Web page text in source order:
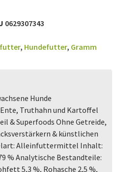
0629307343
, Hundefutter, Gramm
Hunde
Truthahn und Kartoffel
& Superfoods Ohne Getreide,
& künstlichen
Alleinfuttermittel Inhalt:
% Analytische Bestandteile:
5,3 %, Rohasche 2,5 %,